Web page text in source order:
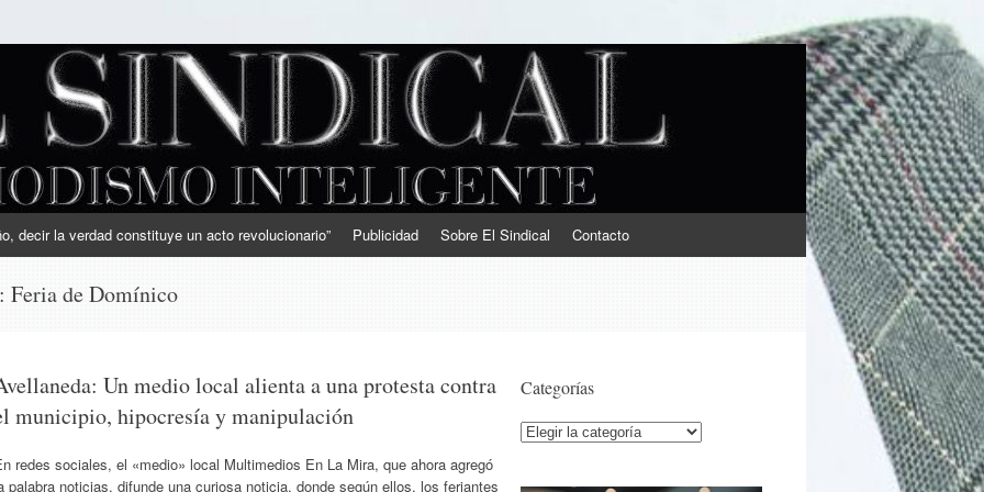
decir la verdad constituye un acto revolucionario” Publicidad Sobre El Sindical Contacto
Feria de Domínico
Un medio local alienta a una protesta contra
municipio, hipocresía y manipulación
redes sociales, el «medio» local Multimedios En La Mira, que ahora agregó
palabra noticias, difunde una curiosa noticia, donde según ellos, los feriantes
Categorías
Categorías